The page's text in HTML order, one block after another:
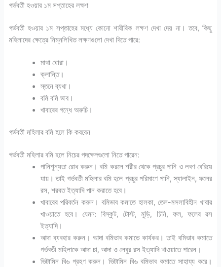
গর্ভবতী হওয়ার ১ম সপ্তাহের লক্ষণ
গর্ভবতী হওয়ার ১ম সপ্তাহের মধ্যে কোনো শারীরিক লক্ষণ দেখা দেয় না। তবে, কিছু
মহিলাদের ক্ষেত্রে নিম্নলিখিত লক্ষণগুলো দেখা দিতে পারে:
মাথা ঘোরা।
ক্লান্তি।
স্তনে ব্যথা।
বমি বমি ভাব।
খাবারের গন্ধে অরুচি।
গর্ভবতী মহিলার বমি হলে কি করবেন
গর্ভবতী মহিলার বমি হলে নিচের পদক্ষেপগুলো নিতে পারেন:
পানিশূন্যতা রোধ করুন। বমি করলে শরীর থেকে প্রচুর পানি ও লবণ বেরিয়ে
যায়। তাই গর্ভবতী মহিলার বমি হলে প্রচুর পরিমাণে পানি, স্যালাইন, ফলের
রস, শরবত ইত্যাদি পান করাতে হবে।
খাবারের পরিবর্তন করুন। বমিভাব কমাতে হালকা, তেল-মসলাবিহীন খাবার
খাওয়াতে হবে। যেমন: বিস্কুট, টোস্ট, মুড়ি, চিনি, ফল, ফলের রস
ইত্যাদি।
আদা ব্যবহার করুন। আদা বমিভাব কমাতে কার্যকর। তাই বমিভাব কমাতে
গর্ভবতী মহিলাকে আদা চা, আদা ও লেবুর রস ইত্যাদি খাওয়াতে পারেন।
ভিটামিন বি৬ গ্রহণ করুন। ভিটামিন বি৬ বমিভাব কমাতে সাহায্য করে।